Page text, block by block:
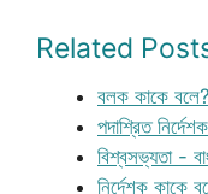
Related
বলক কাকে
পদাশ্রিত
বিশ্বসভ্যতা -
নির্দেশক কাকে